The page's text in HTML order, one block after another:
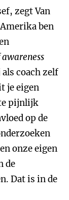
zegt Van
ben
awareness
coach zelf
je eigen
pijnlijk
op de
onze eigen
de
Dat is in de